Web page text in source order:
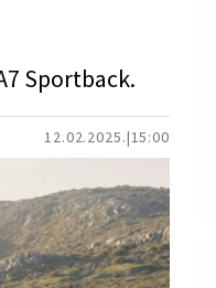
12.02.2025. 15:00
Sportback.